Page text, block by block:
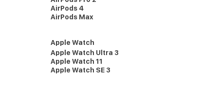
AirPods 4
AirPods Max
Apple Watch
Apple Watch Ultra 3
Apple Watch 11
Apple Watch SE 3